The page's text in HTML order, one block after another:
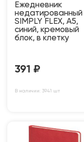
Ежедневник
недатированный
SIMPLY FLEX, А5,
синий, кремовый
блок, в клетку
391 ₽
В наличии: 3941 шт